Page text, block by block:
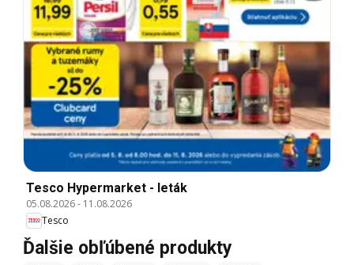
Tesco Hypermarket - leták
05.08.2026- 11.08.2026
Tesco
Ďalšie obľúbené produkty